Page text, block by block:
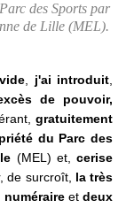
des Sports par
de Lille (MEL).
j'ai introduit
de pouvoir,
gratuitement
du Parc des
(MEL) et,cerise
de surcroît, la très
numéraire et deux